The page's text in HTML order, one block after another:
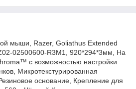
мыши, Razer, Goliathus Extended
02500600-R3M1, 920*294*3мм, На
с возможностью настройки
Микротекстурированная
основание, Крепление для